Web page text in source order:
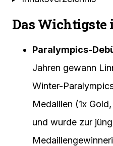
Das Wichtigste
Paralympics-
Jahren gewann
Winter-
Medaillen (1x
und wurde zur